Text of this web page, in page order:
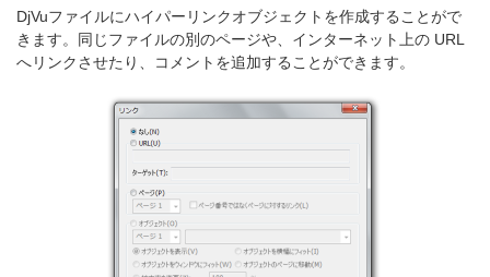
DjVuファイルにハイパーリンクオブジェクトを作成することがで
きます。同じファイルの別のページや、インターネット上の URL
へリンクさせたり、コメントを追加することができます。